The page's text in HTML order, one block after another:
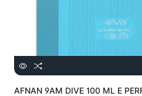
AFNAN 9AM DIVE 100 ML E